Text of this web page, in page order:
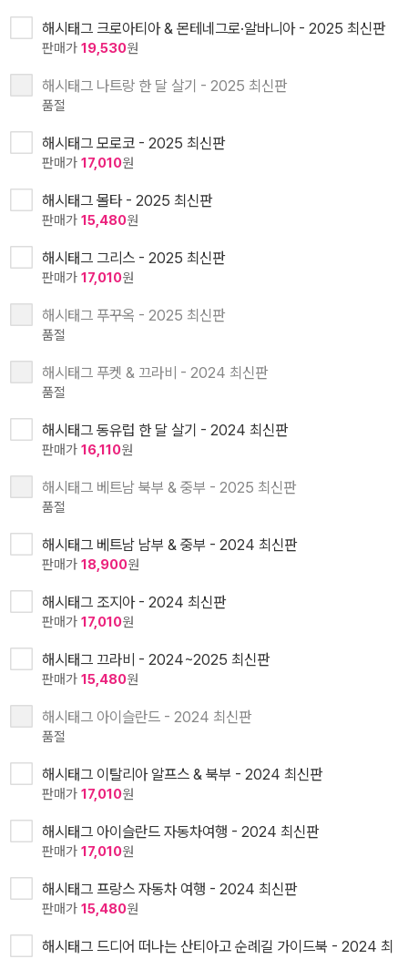
해시태그 크로아티아 & 몬테네그로·알바니아 - 2025 최신판
판매가 19,530원
해시태그 나트랑 한 달 살기 - 2025 최신판
품절
해시태그 모로코 - 2025 최신판
판매가 17,010원
해시태그 몰타 - 2025 최신판
판매가 15,480원
해시태그 그리스 - 2025 최신판
판매가 17,010원
해시태그 푸꾸옥 - 2025 최신판
품절
해시태그 푸켓 & 끄라비 - 2024 최신판
품절
해시태그 동유럽 한 달 살기 - 2024 최신판
판매가 16,110원
해시태그 베트남 북부 & 중부 - 2025 최신판
품절
해시태그 베트남 남부 & 중부 - 2024 최신판
판매가 18,900원
해시태그 조지아 - 2024 최신판
판매가 17,010원
해시태그 끄라비 - 2024~2025 최신판
판매가 15,480원
해시태그 아이슬란드 - 2024 최신판
품절
해시태그 이탈리아 알프스 & 북부 - 2024 최신판
판매가 17,010원
해시태그 아이슬란드 자동차여행 - 2024 최신판
판매가 17,010원
해시태그 프랑스 자동차 여행 - 2024 최신판
판매가 15,480원
해시태그 드디어 떠나는 산티아고 순례길 가이드북 - 2024 최